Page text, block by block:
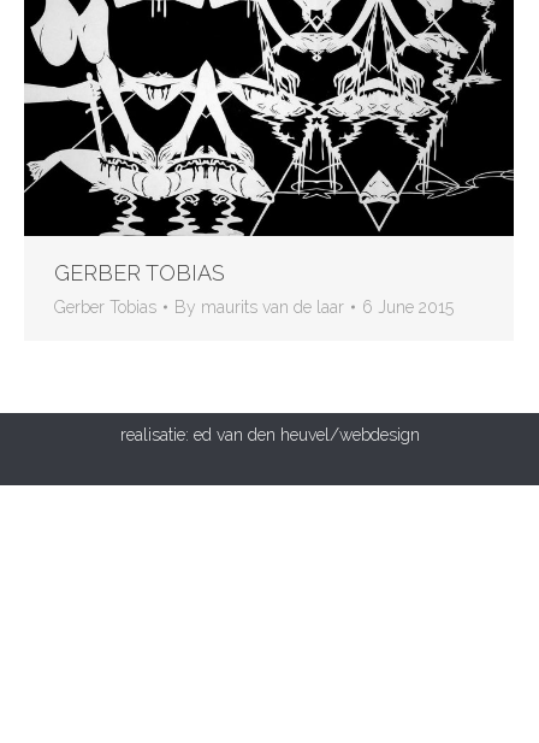
GERBER TOBIAS
Gerber Tobias By maurits van de laar 6 June 2015
realisatie: ed van den heuvel/webdesign